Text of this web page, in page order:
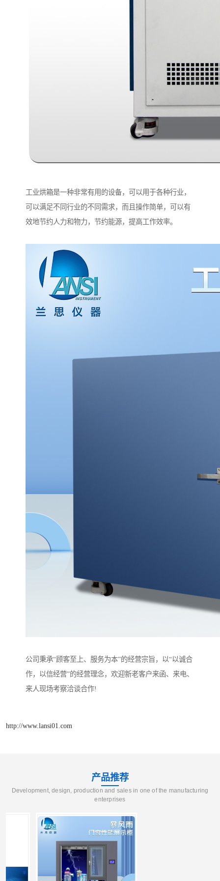
工业烘箱是一种非常有用的设备，可以用于各种行业，
可以满足不同行业的不同需求，而且操作简单，可以有
效地节约人力和物力，节约能源，提高工作效率。
公司秉承“顾客至上、服务为本”的经营宗旨，以“以诚合
作，以信经营”的经营理念，欢迎新老客户来函、来电、
来人现场考察洽谈合作!
http://www.lansi01.com
产品推荐
Development, design, production and sales in one of the manufacturing
enterprises